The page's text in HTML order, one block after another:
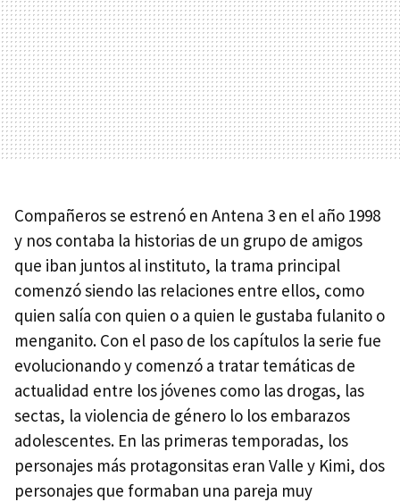
Compañeros se estrenó en Antena 3 en el año 1998
y nos contaba la historias de un grupo de amigos
que iban juntos al instituto, la trama principal
comenzó siendo las relaciones entre ellos, como
quien salía con quien o a quien le gustaba fulanito o
menganito. Con el paso de los capítulos la serie fue
evolucionando y comenzó a tratar temáticas de
actualidad entre los jóvenes como las drogas, las
sectas, la violencia de género lo los embarazos
adolescentes. En las primeras temporadas, los
personajes más protagonsitas eran Valle y Kimi, dos
personajes que formaban una pareja muy